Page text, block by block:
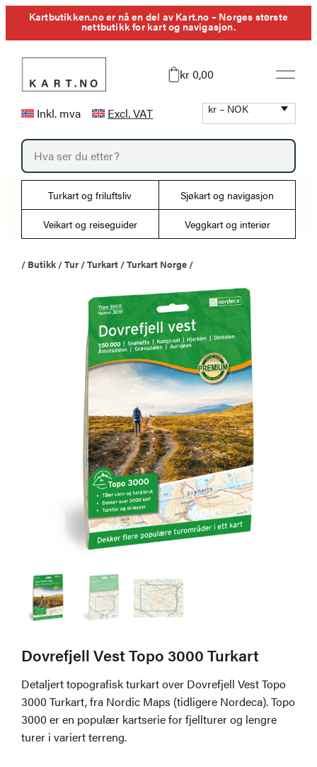
HoppKartbutikken.no er nå en del av Kart.no – Norges største
nettbutikk for kart og navigasjon.
kr 0,00
Inkl. mva Excl. VAT kr – NOK
P
o
d
t
r
Turkart og friluftsliv Sjøkart og navigasjon
Veikart og reiseguider Veggkart og interiør
/ Butikk /Tur /Turkart /Turkart Norge /
Dovrefjell Vest Topo 3000 Turkart
Detaljert topografisk turkart over Dovrefjell Vest Topo
3000 Turkart, fra Nordic Maps (tidligere Nordeca). Topo
3000 er en populær kartserie for fjellturer og lengre
turer i variert terreng.